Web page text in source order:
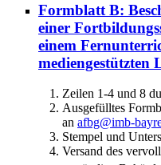
Formblatt B:
einer
einem
mediengestützten
Zeilen 1-4 und 8
Ausgefülltes
an afbg@imb-
Stempel und
Versand des